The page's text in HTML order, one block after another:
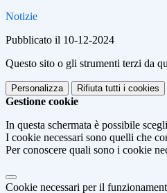
Notizie
Pubblicato il 10-12-2024
Questo sito o gli strumenti terzi da
Personalizza Rifiuta tutti i cookies
Gestione cookie
In questa schermata è possibile
I cookie necessari sono quelli che
Per conoscere quali sono i cookie
Cookie necessari per il